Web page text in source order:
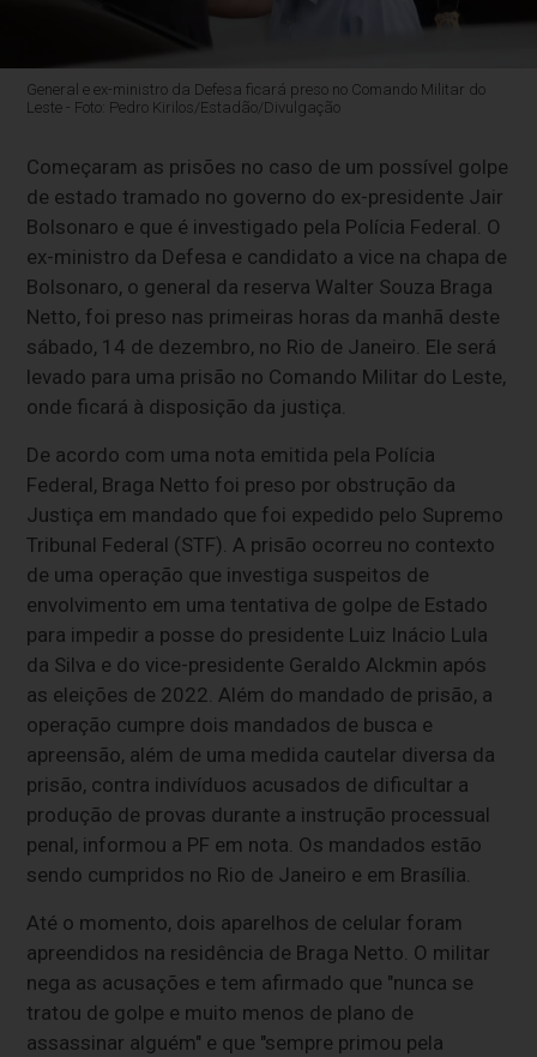
General e ex-ministro da Defesa ficará preso no Comando Militar do
Leste - Foto: Pedro Kirilos/Estadão/Divulgação
Começaram as prisões no caso de um possível golpe
de estado tramado no governo do ex-presidente Jair
Bolsonaro e que é investigado pela Polícia Federal. O
ex-ministro da Defesa e candidato a vice na chapa de
Bolsonaro, o general da reserva Walter Souza Braga
Netto, foi preso nas primeiras horas da manhã deste
sábado, 14 de dezembro, no Rio de Janeiro. Ele será
levado para uma prisão no Comando Militar do Leste,
onde ficará à disposição da justiça.
De acordo com uma nota emitida pela Polícia
Federal, Braga Netto foi preso por obstrução da
Justiça em mandado que foi expedido pelo Supremo
Tribunal Federal (STF). A prisão ocorreu no contexto
de uma operação que investiga suspeitos de
envolvimento em uma tentativa de golpe de Estado
para impedir a posse do presidente Luiz Inácio Lula
da Silva e do vice-presidente Geraldo Alckmin após
as eleições de 2022. Além do mandado de prisão, a
operação cumpre dois mandados de busca e
apreensão, além de uma medida cautelar diversa da
prisão, contra indivíduos acusados de dificultar a
produção de provas durante a instrução processual
penal, informou a PF em nota. Os mandados estão
sendo cumpridos no Rio de Janeiro e em Brasília.
Até o momento, dois aparelhos de celular foram
apreendidos na residência de Braga Netto. O militar
nega as acusações e tem afirmado que "nunca se
tratou de golpe e muito menos de plano de
assassinar alguém" e que "sempre primou pela